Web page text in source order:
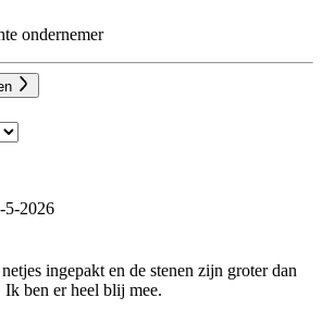
ondernemer
5-2026
ingepakt en de stenen zijn groter dan
ben er heel blij mee.